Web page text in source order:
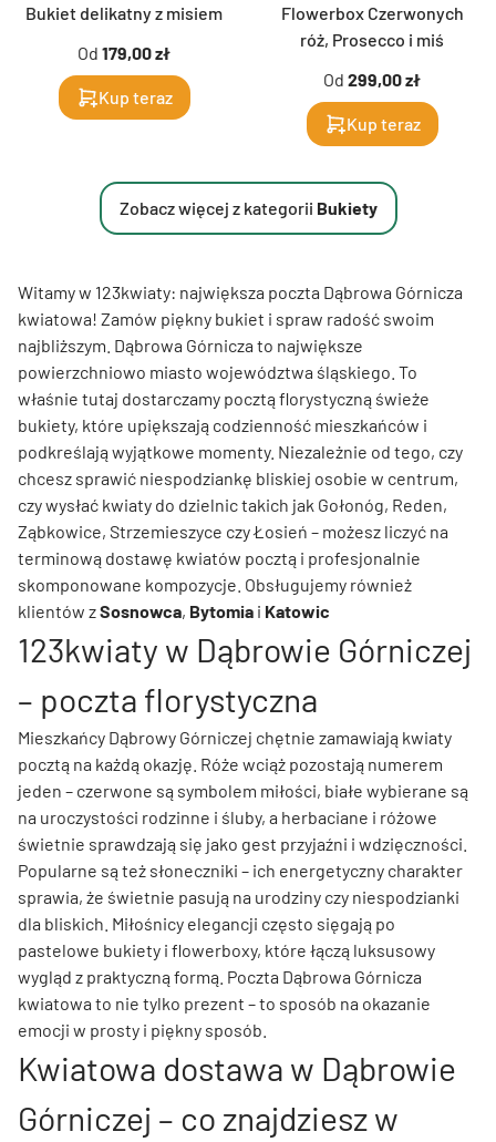
Bukiet delikatny z misiem
Od 179,00 zł
Kup teraz
Flowerbox Czerwonych
róż, Prosecco i miś
Od 299,00 zł
Kup teraz
Zobacz więcej z kategorii Bukiety
Witamy w 123kwiaty: największa poczta Dąbrowa Górnicza
kwiatowa! Zamów piękny bukiet i spraw radość swoim
najbliższym. Dąbrowa Górnicza to największe
powierzchniowo miasto województwa śląskiego. To
właśnie tutaj dostarczamy pocztą florystyczną świeże
bukiety, które upiększają codzienność mieszkańców i
podkreślają wyjątkowe momenty. Niezależnie od tego, czy
chcesz sprawić niespodziankę bliskiej osobie w centrum,
czy wysłać kwiaty do dzielnic takich jak Gołonóg, Reden,
Ząbkowice, Strzemieszyce czy Łosień – możesz liczyć na
terminową dostawę kwiatów pocztą i profesjonalnie
skomponowane kompozycje. Obsługujemy również
klientów zSosnowca, Bytomia i Katowic
123kwiaty w Dąbrowie Górniczej
– poczta florystyczna
Mieszkańcy Dąbrowy Górniczej chętnie zamawiają kwiaty
pocztą na każdą okazję. Róże wciąż pozostają numerem
jeden – czerwone są symbolem miłości, białe wybierane są
na uroczystości rodzinne i śluby, a herbaciane i różowe
świetnie sprawdzają się jako gest przyjaźni i wdzięczności.
Popularne są też słoneczniki – ich energetyczny charakter
sprawia, że świetnie pasują na urodziny czy niespodzianki
dla bliskich. Miłośnicy elegancji często sięgają po
pastelowe bukiety i flowerboxy, które łączą luksusowy
wygląd z praktyczną formą. Poczta Dąbrowa Górnicza
kwiatowa to nie tylko prezent – to sposób na okazanie
emocji w prosty i piękny sposób.
Kwiatowa dostawa w Dąbrowie
Górniczej – co znajdziesz w